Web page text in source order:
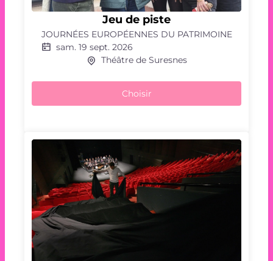
Jeu
piste
Jeu de piste
JOURNÉES EUROPÉENNES DU PATRIMOINE
sam. 19 sept. 2026
Théâtre de Suresnes
Choisir